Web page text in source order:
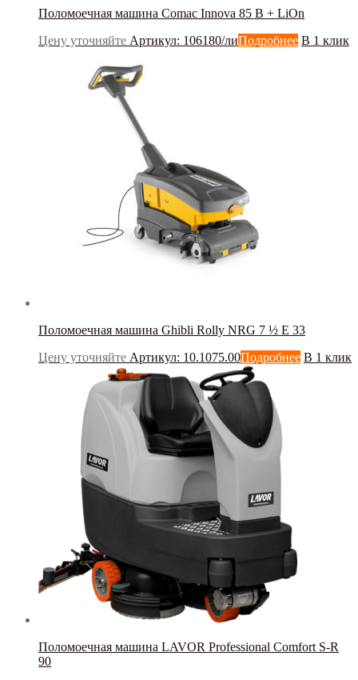
Поломоечная машина Comac Innova 85 B + LiOn
Цену уточняйте Артикул: 106180/лиПодробнее В 1 клик
Поломоечная машина Ghibli Rolly NRG 7 ½ E 33
Цену уточняйте Артикул: 10.1075.00Подробнее В 1 клик
Поломоечная машина LAVOR Professional Comfort S-R
90